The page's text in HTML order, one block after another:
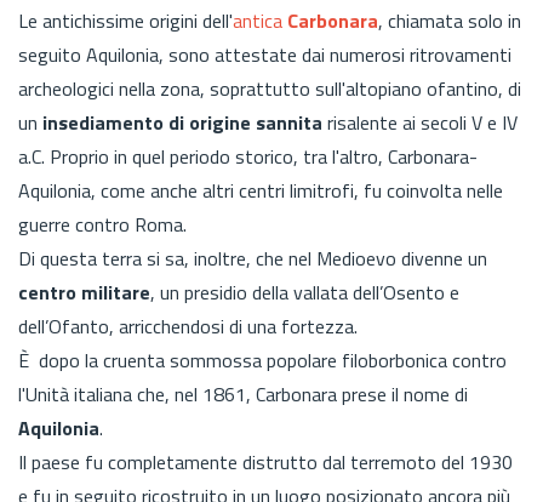
Le antichissime origini dell'antica Carbonara, chiamata solo in
seguito Aquilonia, sono attestate dai numerosi ritrovamenti
archeologici nella zona, soprattutto sull'altopiano ofantino, di
un insediamento di origine sannita risalente ai secoli V e IV
a.C. Proprio in quel periodo storico, tra l'altro, Carbonara-
Aquilonia, come anche altri centri limitrofi, fu coinvolta nelle
guerre contro Roma.
Di questa terra si sa, inoltre, che nel Medioevo divenne un
centro militare, un presidio della vallata dell’Osento e
dell’Ofanto, arricchendosi di una fortezza.
È dopo la cruenta sommossa popolare filoborbonica contro
l'Unità italiana che, nel 1861, Carbonara prese il nome di
Aquilonia.
Il paese fu completamente distrutto dal terremoto del 1930
e fu in seguito ricostruito in un luogo posizionato ancora più